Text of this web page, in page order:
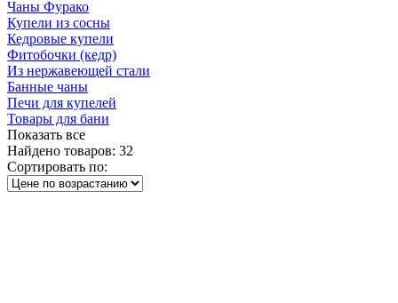
Чаны Фурако
Купели из сосны
Кедровые купели
Фитобочки (кедр)
Из нержавеющей стали
Банные чаны
Печи для купелей
Товары для бани
Показать все
Найдено товаров: 32
Сортировать по: